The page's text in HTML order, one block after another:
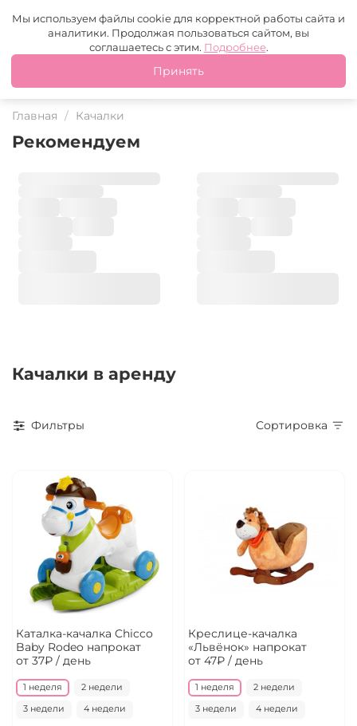
Москва +7 (499) 110-97-95 MAX Tg
Это ваш город?
Главная Качалки
Рекомендуем
Качалки в аренду
Фильтры Сортировка
Каталка-качалка Chicco
Baby Rodeo напрокат
от 37₽ / день
1 неделя 2 недели
3 недели 4 недели
Креслице-качалка
«Львёнок» напрокат
от 47₽ / день
1 неделя 2 недели
3 недели 4 недели
Мы используем файлы cookie для корректной работы сайта и
аналитики. Продолжая пользоваться сайтом, вы
соглашаетесь с этим. Подробнее.
Принять